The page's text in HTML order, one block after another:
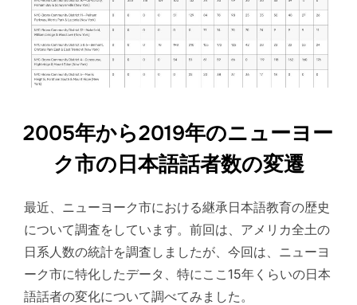
2005年から2019年のニューヨー
ク市の日本語話者数の変遷
最近、ニューヨーク市における継承日本語教育の歴史
について調査をしています。前回は、アメリカ全土の
日系人数の統計を調査しましたが、今回は、ニューヨ
ーク市に特化したデータ、特にここ15年くらいの日本
語話者の変化について調べてみました。